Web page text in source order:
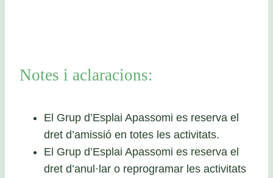
Notes i aclaracions:
El Grup d’Esplai Apassomi es reserva el
dret d’amissió en totes les activitats.
El Grup d’Esplai Apassomi es reserva el
dret d’anul·lar o reprogramar les activitats